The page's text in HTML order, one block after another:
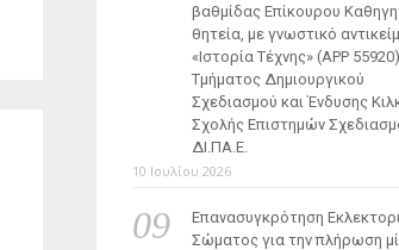
βαθμίδας Επίκουρου
θητεία, με γνωστικό
«Ιστορία Τέχνης» (ΑΡΡ
Τμήματος Δημιουργικού
Σχεδιασμού και Ένδυσης
Σχολής Επιστημών
ΔΙ.ΠΑ.Ε.
10 Ιουλίου 2026
Επανασυγκρότηση
Σώματος για την πλήρωση